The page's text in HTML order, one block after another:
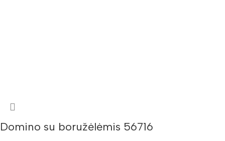
Domino su boružėlėmis 56716